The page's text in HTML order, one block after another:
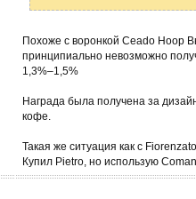
Похоже с воронкой Ceado Hoop
принципиально невозможно
1,3%–1,5%
Награда была получена за
кофе.
Такая же ситуация как с
Купил Pietro, но использую